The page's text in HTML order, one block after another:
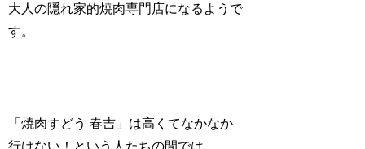
大人の隠れ家的焼肉専門店になるようで
す。
「焼肉すどう 春吉」は高くてなかなか